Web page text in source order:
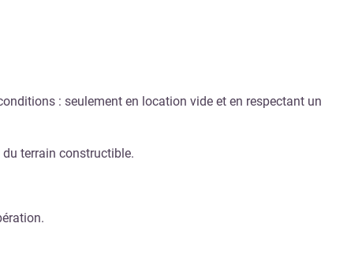
: seulement en location vide et en respectant un
terrain constructible.